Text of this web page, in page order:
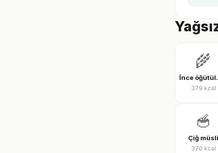
🌾
İnce
379 kcal
🥣
Çiğ müsli
370 kcal